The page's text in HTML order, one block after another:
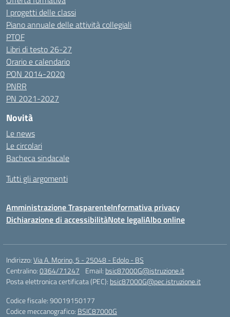
I progetti delle classi
Piano annuale delle attività collegiali
PTOF
Libri di testo 26-27
Orario e calendario
PON 2014-2020
PNRR
PN 2021-2027
Novità
Le news
Le circolari
Bacheca sindacale
Tutti gli argomenti
Amministrazione TrasparenteInformativa privacy
Dichiarazione di accessibilitàNote legaliAlbo online
Indirizzo:Via A. Morino, 5 - 25048 - Edolo - BS
Centralino:0364/71247 Email: bsic87000G@istruzione.it
Posta elettronica certificata (PEC): bsic87000G@pec.istruzione.it
Codice fiscale: 90019150177
Codice meccanografico: BSIC87000G